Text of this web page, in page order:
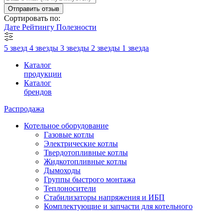
Отправить отзыв
Сортировать по:
Дате Рейтингу Полезности
5 звезд 4 звезды 3 звезды 2 звезды 1 звезда
Каталог
продукции
Каталог
брендов
Распродажа
Котельное оборудование
Газовые котлы
Электрические котлы
Твердотопливные котлы
Жидкотопливные котлы
Дымоходы
Группы быстрого монтажа
Теплоносители
Стабилизаторы напряжения и ИБП
Комплектующие и запчасти для котельного